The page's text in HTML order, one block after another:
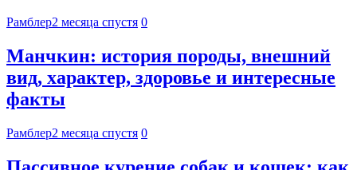
Рамблер2 месяца спустя 0
Манчкин: история породы, внешний
вид, характер, здоровье и интересные
факты
Рамблер2 месяца спустя 0